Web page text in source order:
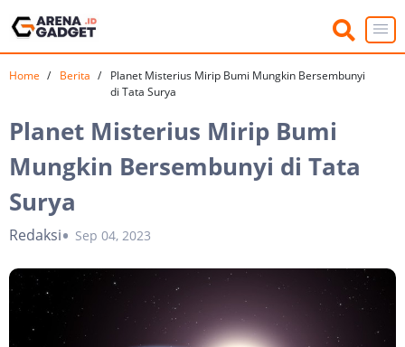
Home Berita
Planet Misterius Mirip Bumi Mungkin Bersembunyi
di Tata Surya
Planet Misterius Mirip Bumi
Mungkin Bersembunyi di Tata
Surya
Redaksi Sep 04, 2023